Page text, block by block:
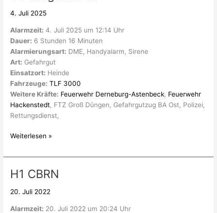
4. Juli 2025
Alarmzeit: 4. Juli 2025 um 12:14 Uhr
Dauer: 6 Stunden 16 Minuten
Alarmierungsart: DME, Handyalarm, Sirene
Art: Gefahrgut
Einsatzort: Heinde
Fahrzeuge: TLF 3000
Weitere Kräfte: Feuerwehr Derneburg-Astenbeck, Feuerwehr
Hackenstedt, FTZ Groß Düngen, Gefahrgutzug BA Ost, Polizei,
Rettungsdienst,
Weiterlesen »
H1 CBRN
20. Juli 2022
Alarmzeit: 20. Juli 2022 um 20:24 Uhr
H1